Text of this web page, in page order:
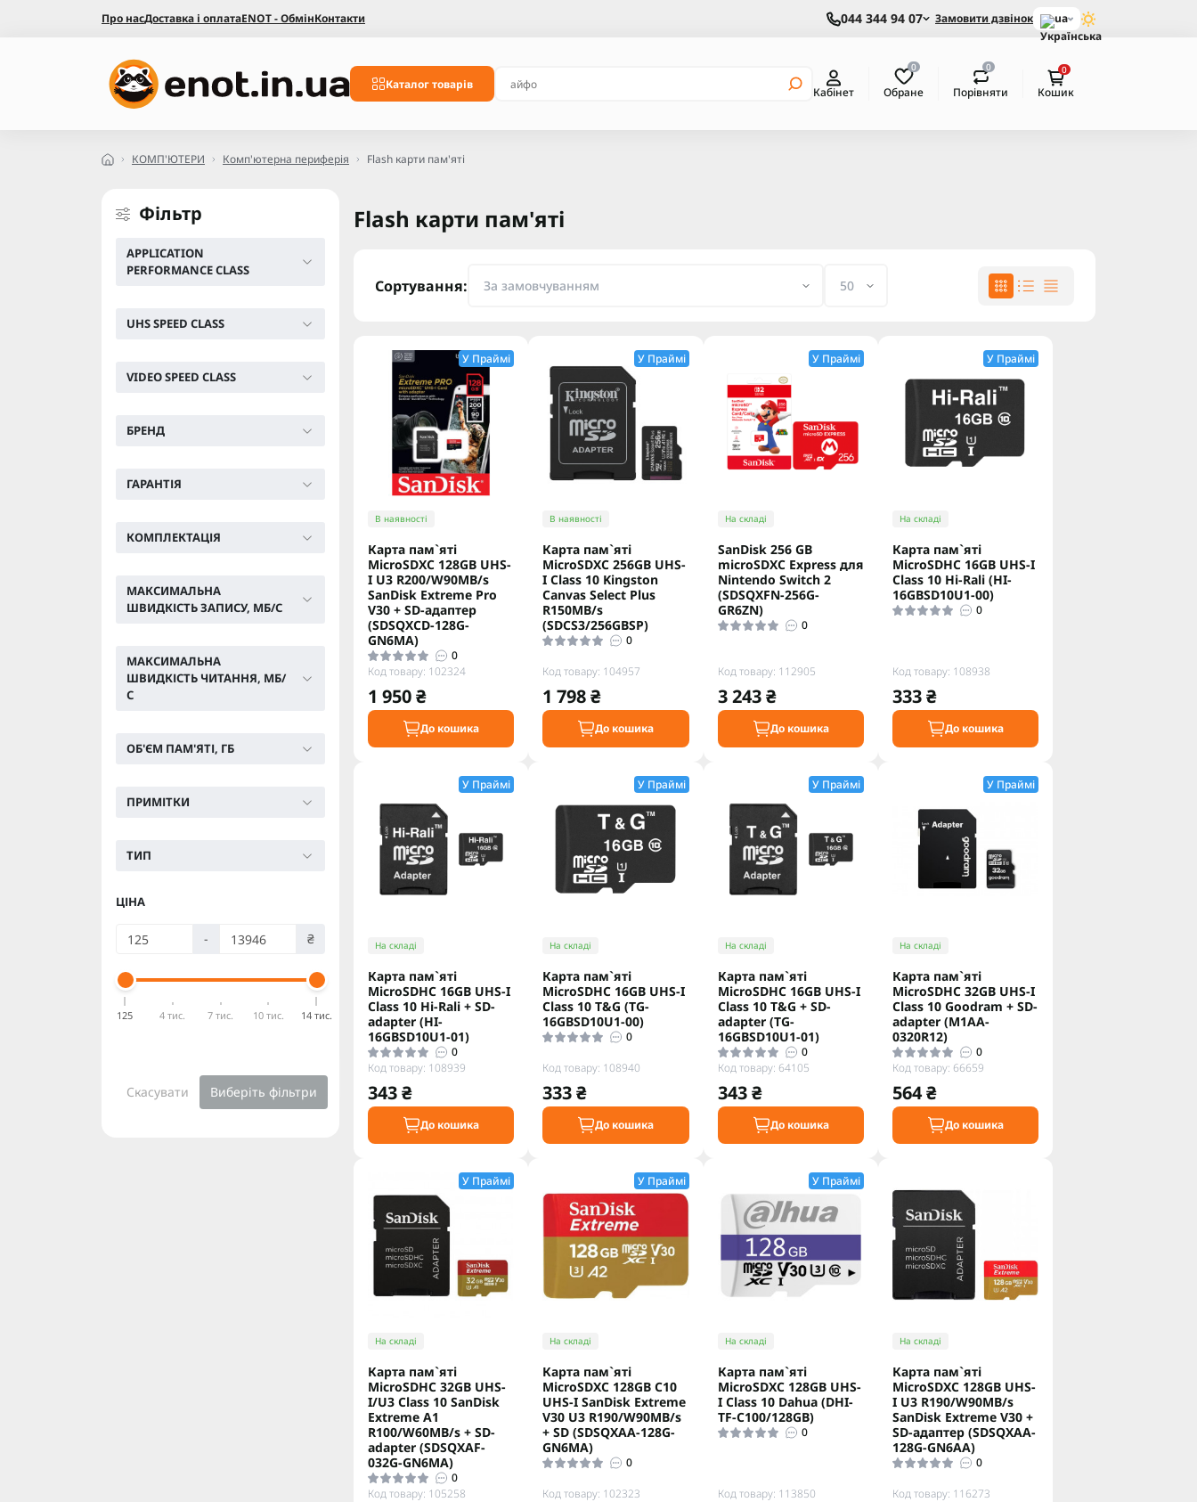
Про насДоставка і оплатаENOT - ОбмінКонтакти 044 344 94 07 Замовити дзвінок ua
Каталог товарів
Кабінет
0
Обране
0
Порівняти
0
Кошик
КОМП'ЮТЕРИ Комп'ютерна периферія Flash карти пам'яті
Фільтр
APPLICATION
PERFORMANCE CLASS
UHS SPEED CLASS
VIDEO SPEED CLASS
БРЕНД
ГАРАНТІЯ
КОМПЛЕКТАЦІЯ
МАКСИМАЛЬНА
ШВИДКІСТЬ ЗАПИСУ, МБ/С
МАКСИМАЛЬНА
ШВИДКІСТЬ ЧИТАННЯ, МБ/
С
ОБ'ЄМ ПАМ'ЯТІ, ГБ
ПРИМІТКИ
ТИП
ЦІНА
- ₴
125 4 тис. 7 тис. 10 тис. 14 тис.
Скасувати Виберіть фільтри
Flash карти пам'яті
Сортування:
У Праймі
В наявності
Карта пам`ятi
MicroSDXC 128GB UHS-
I U3 R200/W90MB/s
SanDisk Extreme Pro
V30 + SD-адаптер
(SDSQXCD-128G-
GN6MA)
0
Код товару: 102324
1 950 ₴
До кошика
У Праймі
В наявності
Карта пам`яті
MicroSDXC 256GB UHS-
I Class 10 Kingston
Canvas Select Plus
R150MB/s
(SDCS3/256GBSP)
0
Код товару: 104957
1 798 ₴
До кошика
У Праймі
На складі
SanDisk 256 GB
microSDXC Express для
Nintendo Switch 2
(SDSQXFN-256G-
GR6ZN)
0
Код товару: 112905
3 243 ₴
До кошика
У Праймі
На складі
Карта пам`ятi
MicroSDHC 16GB UHS-I
Class 10 Hi-Rali (HI-
16GBSD10U1-00)
0
Код товару: 108938
333 ₴
До кошика
У Праймі
На складі
Карта пам`ятi
MicroSDHC 16GB UHS-I
Class 10 Hi-Rali + SD-
adapter (HI-
16GBSD10U1-01)
0
Код товару: 108939
343 ₴
До кошика
У Праймі
На складі
Карта пам`ятi
MicroSDHC 16GB UHS-I
Class 10 T&G (TG-
16GBSD10U1-00)
0
Код товару: 108940
333 ₴
До кошика
У Праймі
На складі
Карта пам`ятi
MicroSDHC 16GB UHS-I
Class 10 T&G + SD-
adapter (TG-
16GBSD10U1-01)
0
Код товару: 64105
343 ₴
До кошика
У Праймі
На складі
Карта пам`ятi
MicroSDHC 32GB UHS-I
Class 10 Goodram + SD-
adapter (M1AA-
0320R12)
0
Код товару: 66659
564 ₴
До кошика
У Праймі
На складі
Карта пам`ятi
MicroSDHC 32GB UHS-
I/U3 Class 10 SanDisk
Extreme A1
R100/W60MB/s + SD-
adapter (SDSQXAF-
032G-GN6MA)
0
Код товару: 105258
У Праймі
На складі
Карта пам`ятi
MicroSDXC 128GB C10
UHS-I SanDisk Extreme
V30 U3 R190/W90MB/s
+ SD (SDSQXAA-128G-
GN6MA)
0
Код товару: 102323
У Праймі
На складі
Карта пам`ятi
MicroSDXC 128GB UHS-
I Class 10 Dahua (DHI-
TF-C100/128GB)
0
Код товару: 113850
На складі
Карта пам`ятi
MicroSDXC 128GB UHS-
I U3 R190/W90MB/s
SanDisk Extreme V30 +
SD-адаптер (SDSQXAA-
128G-GN6AA)
0
Код товару: 116273